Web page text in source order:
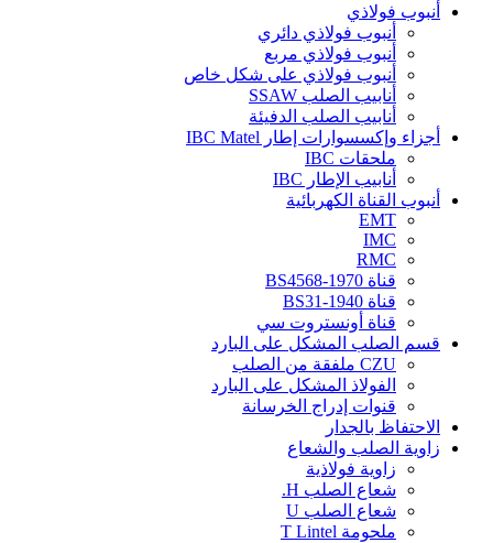
أنبوب فولاذي
أنبوب فولاذي دائري
أنبوب فولاذي مربع
أنبوب فولاذي على شكل خاص
أنابيب الصلب SSAW
أنابيب الصلب الدفيئة
أجزاء وإكسسوارات إطار IBC Matel
ملحقات IBC
أنابيب الإطار IBC
أنبوب القناة الكهربائية
EMT
IMC
RMC
قناة BS4568-1970
قناة BS31-1940
قناة أونستروت سي
قسم الصلب المشكل على البارد
CZU ملفقة من الصلب
الفولاذ المشكل على البارد
قنوات إدراج الخرسانة
الاحتفاظ بالجدار
زاوية الصلب والشعاع
زاوية فولاذية
شعاع الصلب H.
شعاع الصلب U
ملحومة T Lintel